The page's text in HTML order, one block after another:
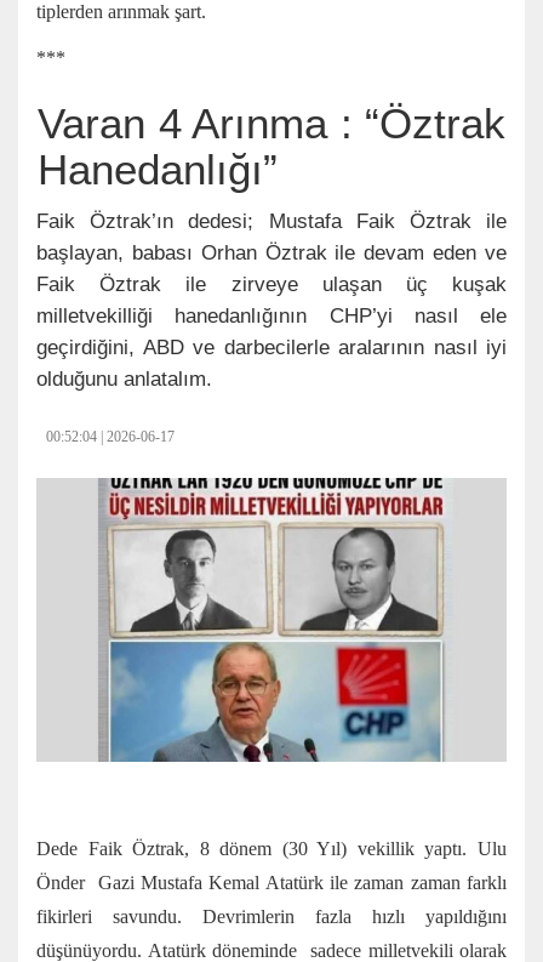
tiplerden arınmak şart.
***
Varan 4 Arınma : “Öztrak
Hanedanlığı”
Faik Öztrak’ın dedesi; Mustafa Faik Öztrak ile
başlayan, babası Orhan Öztrak ile devam eden ve
Faik Öztrak ile zirveye ulaşan üç kuşak
milletvekilliği hanedanlığının CHP’yi nasıl ele
geçirdiğini, ABD ve darbecilerle aralarının nasıl iyi
olduğunu anlatalım.
00:52:04 | 2026-06-17
Dede Faik Öztrak, 8 dönem (30 Yıl) vekillik yaptı. Ulu
Önder Gazi Mustafa Kemal Atatürk ile zaman zaman farklı
fikirleri savundu. Devrimlerin fazla hızlı yapıldığını
düşünüyordu. Atatürk döneminde sadece milletvekili olarak